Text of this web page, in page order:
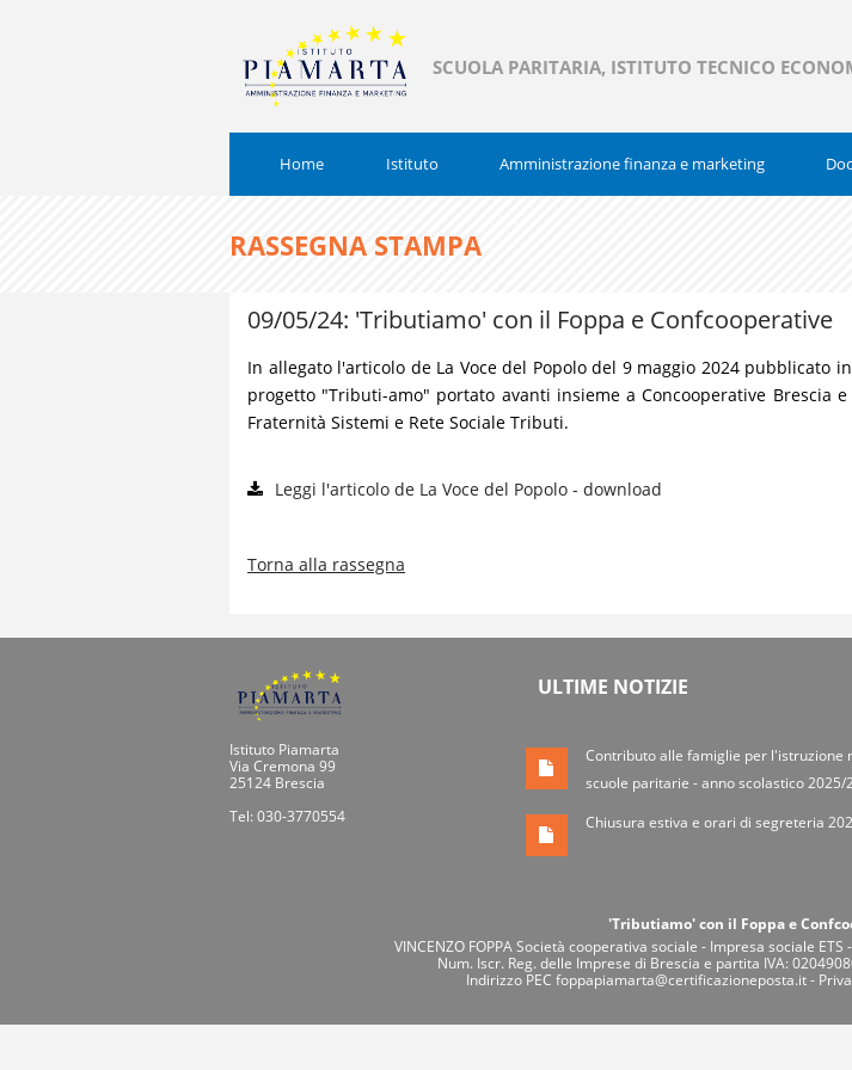
SCUOLA PARITARIA, ISTITUTO TECNICO
Home Istituto Amministrazione finanza e marketing
RASSEGNA STAMPA
09/05/24: 'Tributi­amo' con il Foppa e Confcooperative
In allegato l'articolo de La Voce del Popolo del 9 maggio 2024 pubblicato
progetto "Tributi-amo" portato avanti insieme a Concooperative Brescia
Fraternità Sistemi e Rete Sociale Tributi.
Leggi l'articolo de La Voce del Popolo - download
Torna alla rassegna
Istituto Piamarta
Via Cremona 99
25124 Brescia
Tel: 030-3770554
ULTIME NOTIZIE
Contributo alle famiglie per l'istruzione
scuole paritarie - anno scolastico 2025/
Chiusura estiva e orari di segreteria
'Tributi­amo' con il Foppa e
VINCENZO FOPPA Società cooperativa sociale - Impresa sociale ETS
Num. Iscr. Reg. delle Imprese di Brescia e partita IVA:
Indirizzo PEC foppapiamarta@certificazioneposta.it-